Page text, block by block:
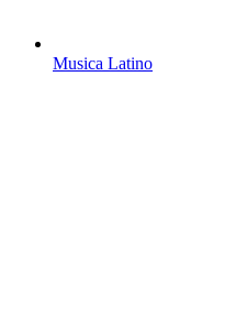
Musica Latino